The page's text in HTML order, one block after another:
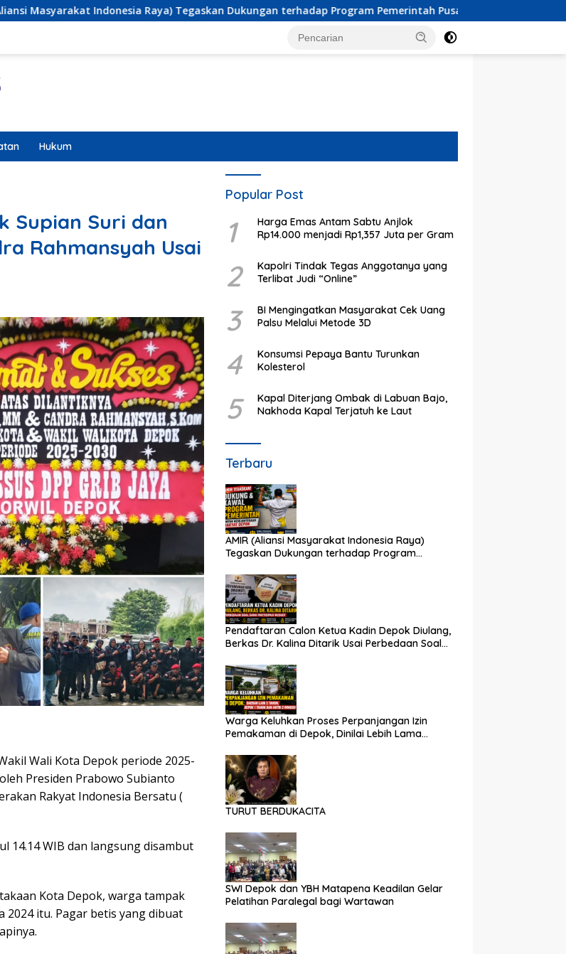
Raya) Tegaskan Dukungan terhadap Program Pemerintah Pusat dan Pemkot Depok
Hukum
Supian Suri dan
Rahmansyah Usai
Wali Kota Depok periode 2025-
Presiden Prabowo Subianto
Rakyat Indonesia Bersatu (
14.14 WIB dan langsung disambut
Kota Depok, warga tampak
2024 itu. Pagar betis yang dibuat
Popular Post
1
Harga Emas Antam Sabtu Anjlok
Rp14.000 menjadi Rp1,357 Juta per Gram
2
Kapolri Tindak Tegas Anggotanya yang
Terlibat Judi “Online”
3
BI Mengingatkan Masyarakat Cek Uang
Palsu Melalui Metode 3D
4
Konsumsi Pepaya Bantu Turunkan
Kolesterol
5
Kapal Diterjang Ombak di Labuan Bajo,
Nakhoda Kapal Terjatuh ke Laut
Terbaru
AMIR (Aliansi Masyarakat Indonesia Raya)
Tegaskan Dukungan terhadap Program
Pendaftaran Calon Ketua Kadin Depok Diulang,
Berkas Dr. Kalina Ditarik Usai Perbedaan Soal
Warga Keluhkan Proses Perpanjangan Izin
Pemakaman di Depok, Dinilai Lebih Lama
TURUT BERDUKACITA
SWI Depok dan YBH Matapena Keadilan Gelar
Pelatihan Paralegal bagi Wartawan